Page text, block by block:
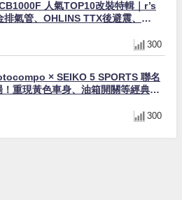
人氣TOP10改裝特輯｜r’s
氣管、OHLINS TTX後避震、
300
× SEIKO 5 SPORTS 聯名
！重現黃色車身、油箱開關等經典設
300